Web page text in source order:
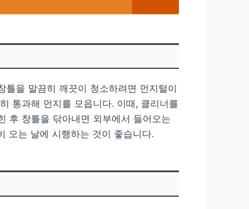
을 말끔히 깨끗이 청소하려면 먼지털이
통과해 먼지를 모읍니다. 이때, 클리너를
후 창틀을 닦아내면 외부에서 들어오는
오는 날에 시행하는 것이 좋습니다.